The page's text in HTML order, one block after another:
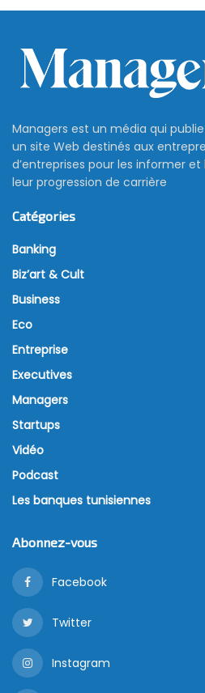
Managers est un média qui
un site Web destinés aux
d’entreprises pour les informer
leur progression de carrière
Catégories
Banking
Biz’art & Cult
Business
Eco
Entreprise
Executives
Managers
Startups
Vidéo
Podcast
Les banques tunisiennes
Abonnez-vous
Facebook
Twitter
Instagram